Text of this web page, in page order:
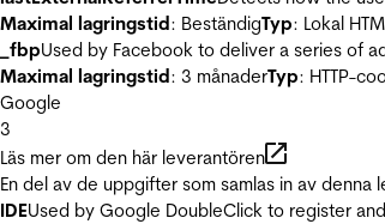
Maximal lagringstid: BeständigTyp: Lokal
_fbpUsed by Facebook to deliver a series of
Maximal lagringstid: 3 månaderTyp: HTTP-
Google
3
Läs mer om den här leverantören
En del av de uppgifter som samlas in av
IDEUsed by Google DoubleClick to register